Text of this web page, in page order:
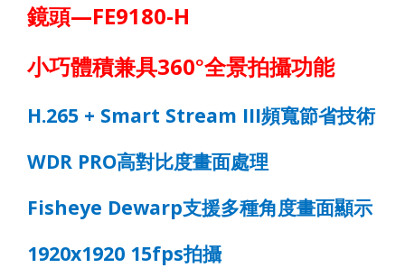
鏡頭—FE9180-H
小巧體積兼具360°全景拍攝功能
H.265 + Smart Stream III頻寬節省技術
WDR PRO高對比度畫面處理
Fisheye Dewarp支援多種角度畫面顯示
1920x1920 15fps拍攝